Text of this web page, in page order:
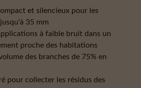
et silencieux pour les
35 mm
à faible bruit dans un
proche des habitations
des branches de 75% en
pour collecter les résidus des